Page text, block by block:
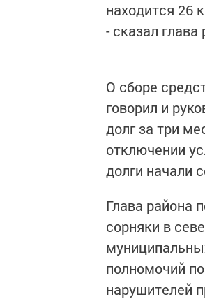
находится 26
- сказал глава
О сборе
говорил и
долг за три
отключении
долги начали
Глава района
сорняки в
полномочий
нарушителей